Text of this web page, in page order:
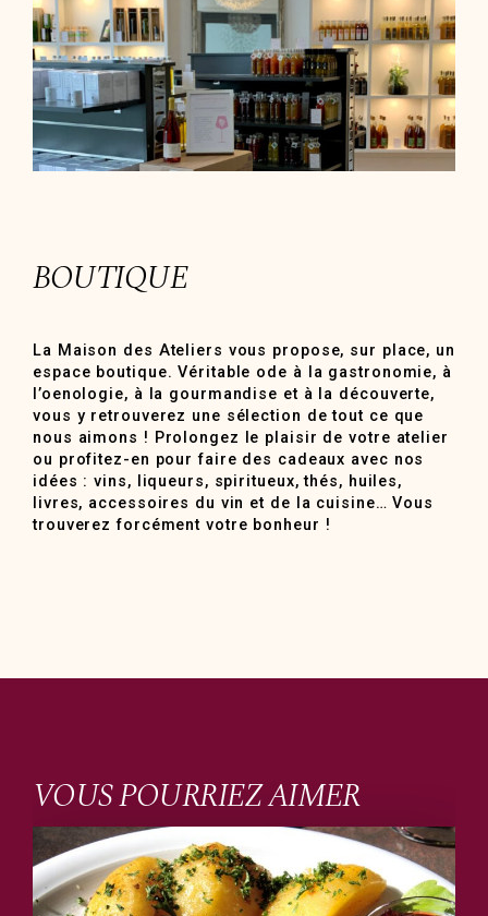
BOUTIQUE
La Maison des Ateliers vous propose, sur place, un
espace boutique. Véritable ode à la gastronomie, à
l’oenologie, à la gourmandise et à la découverte,
vous y retrouverez une sélection de tout ce que
nous aimons ! Prolongez le plaisir de votre atelier
ou profitez-en pour faire des cadeaux avec nos
idées : vins, liqueurs, spiritueux, thés, huiles,
livres, accessoires du vin et de la cuisine… Vous
trouverez forcément votre bonheur !
VOUS POURRIEZ AIMER